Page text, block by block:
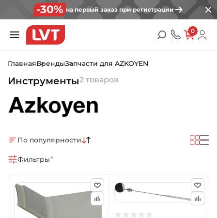
-30% на первый заказ при регистрации
0
ГлавнаяБрендыЗапчасти для AZKOYEN
Инструменты2 товаров
По популярности
Фильтры